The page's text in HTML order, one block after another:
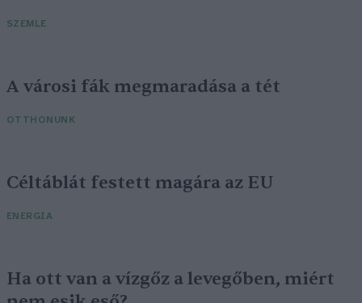
SZEMLE
A városi fák megmaradása a tét
OTTHONUNK
Céltáblát festett magára az EU
ENERGIA
Ha ott van a vízgőz a levegőben, miért